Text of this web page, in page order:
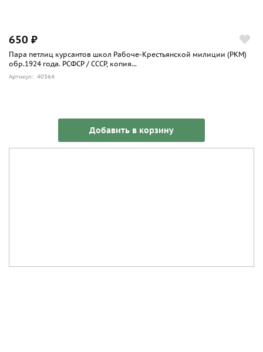
650 ₽
Пара петлиц курсантов школ Рабоче-Крестьянской милиции (РКМ)
обр.1924 года. РСФСР / СССР, копия...
Артикул: 40364
Добавить в корзину